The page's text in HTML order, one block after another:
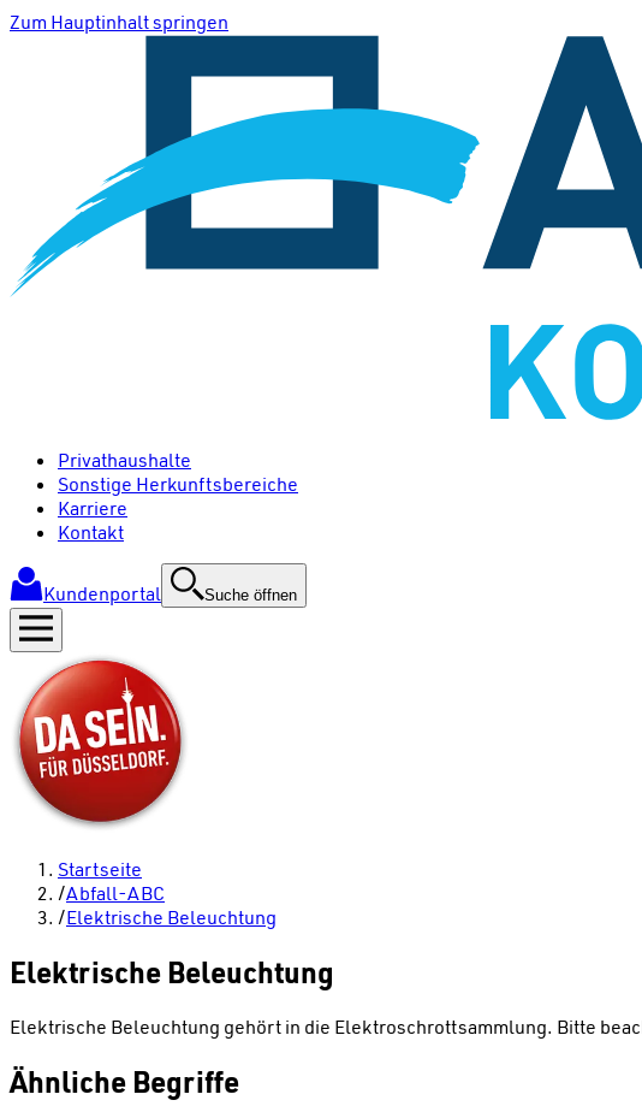
Zum Hauptinhalt springen
Privathaushalte
Sonstige Herkunftsbereiche
Karriere
Kontakt
Kundenportal Suche öffnen
Startseite
/Abfall-ABC
/Elektrische Beleuchtung
Elektrische Beleuchtung
Elektrische Beleuchtung gehört in die Elektroschrottsammlung. Bitte
Ähnliche Begriffe